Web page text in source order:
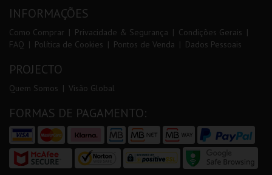
INFORMAÇÕES
Como Comprar Privacidade & Segurança
Condições Gerais
FAQ
Política de Cookies Pontos de Venda Dados Pessoais
PROJECTO
Quem Somos Visão Global
FORMAS DE PAGAMENTO: